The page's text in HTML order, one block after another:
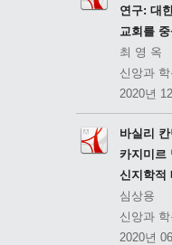
연구: 대
교회를
최 영 옥
신앙과
2020년
바실리
카지미르
신지학적
심상용
신앙과
2020년